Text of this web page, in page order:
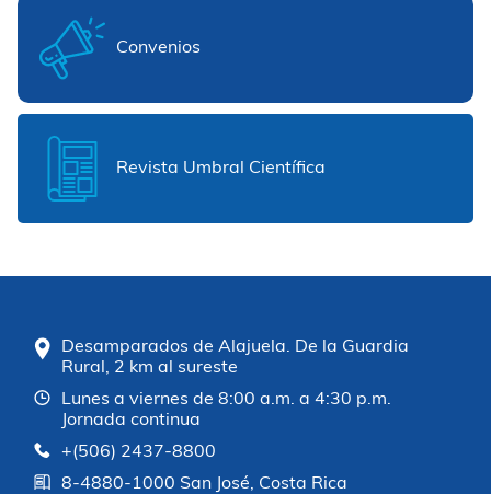
Convenios
Revista Umbral Científica
Desamparados de Alajuela. De la Guardia
Rural, 2 km al sureste
Lunes a viernes de 8:00 a.m. a 4:30 p.m.
Jornada continua
+(506) 2437-8800
8-4880-1000 San José, Costa Rica